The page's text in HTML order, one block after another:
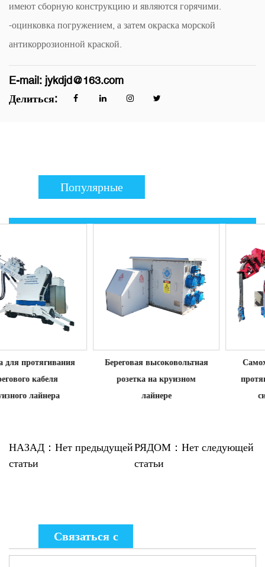
имеют сборную конструкцию и являются горячими.
-оцинковка погружением, а затем окраска морской
антикоррозионной краской.
E-mail: jykdjd@163.com
Делиться:
Популярные
Береговая высоковольтная
розетка на круизном
Самоходная лебедка для
протягивания берегового
НАЗАД：Нет предыдущей
статьи
РЯДОМ：Нет следующей
статьи
Связаться с
нами